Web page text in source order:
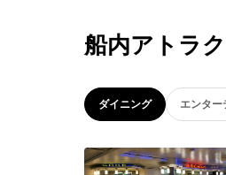
船内アトラ
ダイニング エンター